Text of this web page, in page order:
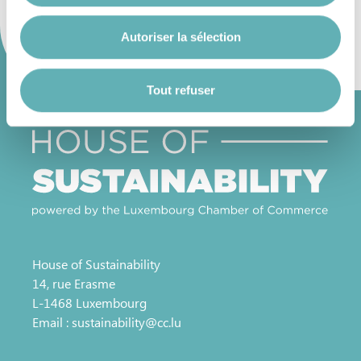
Vous avez la possibilité de modifier ou retirer votre
consentement à tout moment en cliquant sur l’icône
flottante en bas à gauche de chaque page.
Pour de plus amples informations sur la manière dont
nous utilisons les cookies et sommes amenés à traiter
vos données personnelles, vous pouvez consulter notre
Charte d’usage des cookieset notrePolitique de
Autoriser la sélection
Tout refuser
House of Sustainability
14, rue Erasme
L-1468 Luxembourg
Email :sustainability@cc.lu